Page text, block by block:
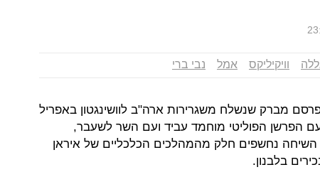
וויקיליקס אמל נבי ברי
מברק שנשלח משגרירות ארה"ב לוושינגטון באפריל
עם הפרשן הפוליטי מוחמד עביד ועם השר לשעבר,
השיחה נחשפים חלק מהמהלכים הכלכליים של איראן
בלבנון.